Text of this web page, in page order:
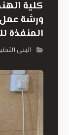
كلية
ورشة
المنفذة
البنى